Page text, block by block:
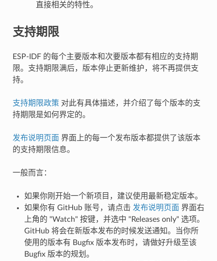
直接相关的特性。
支持期限
ESP-IDF 的每个主要版本和次要版本都有相应的支持期
限。支持期限满后，版本停止更新维护，将不再提供支
持。
支持期限政策 对此有具体描述，并介绍了每个版本的支
持期限是如何界定的。
发布说明页面 界面上的每一个发布版本都提供了该版本
的支持期限信息。
一般而言：
如果你刚开始一个新项目，建议使用最新稳定版本。
如果你有 GitHub 账号，请点击 发布说明页面 界面右
上角的 "Watch" 按键，并选中 "Releases only" 选项。
GitHub 将会在新版本发布的时候发送通知。当你所
使用的版本有 Bugfix 版本发布时，请做好升级至该
Bugfix 版本的规划。